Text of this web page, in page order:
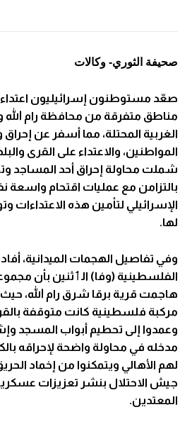
صحيفة الثوري- وكالات
صعّد مستوطنون إسرائيليون
مناطق متفرقة من محافظة رام الله
الغربية المحتلة، مما أسفر عن
المواطنين، والاعتداء على القرى
شملت محاولة إحراق أحد المساجد
بالتزامن مع عمليات اقتحام واسعة
الإسرائيلي لتأمين هذه الاعتداءات
لها.
وفي تفاصيل الهجمات الميدانية،
الفلسطينية (وفا) الٲثنين بأن
هاجمت قرية برقا شرق رام الله، حيث
مركبة فلسطينية كانت متوقفة
وعمدوا إلى تحطيم أبواب المسجد
مدخله في محاولة واضحة لإحراقه
لهم الأهالي ويتمكنوا من إخماد
جيش الاحتلال بنشر تعزيزات
المعتدين.